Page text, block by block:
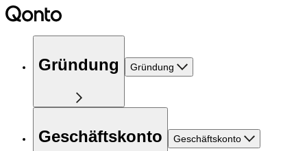
Gründung Gründung
Geschäftskonto Geschäftskonto